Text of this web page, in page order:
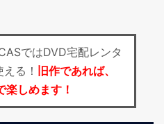
ではDVD宅配レンタ
る！
旧作であれば、
楽しめます！